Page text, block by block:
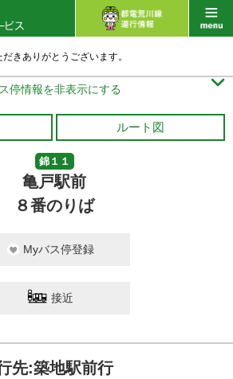
きありがとうございます。
停情報を非表示にする 
ルート図
錦１１
亀戸駅前
８番のりば
Myバス停登録
接近
先:築地駅前行